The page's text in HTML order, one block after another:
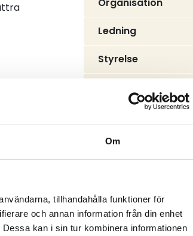
Om
tillhandahålla funktioner för
och annan information från din enhet
kan i sin tur kombinera informationen
Ledning
Styrelse
Årsstämma och
Region Norr
Region Syd
Region Mellersta